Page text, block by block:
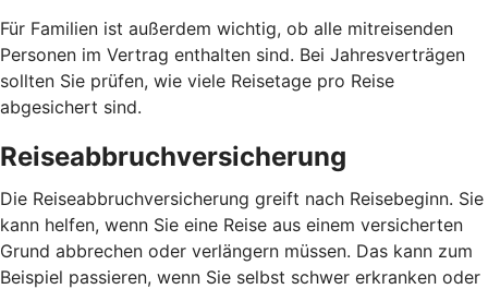
Für Familien ist außerdem wichtig, ob alle mitreisenden
Personen im Vertrag enthalten sind. Bei Jahresverträgen
sollten Sie prüfen, wie viele Reisetage pro Reise
abgesichert sind.
Reiseabbruchversicherung
Die Reiseabbruchversicherung greift nach Reisebeginn. Sie
kann helfen, wenn Sie eine Reise aus einem versicherten
Grund abbrechen oder verlängern müssen. Das kann zum
Beispiel passieren, wenn Sie selbst schwer erkranken oder